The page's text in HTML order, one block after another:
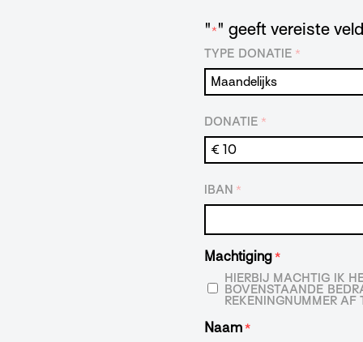
" * " geeft vereiste
TYPE DONATIE *
DONATIE *
IBAN *
Machtiging *
HIERBIJ MACHTIG IK
BOVENSTAANDE
REKENINGNUMMER AF
Naam *